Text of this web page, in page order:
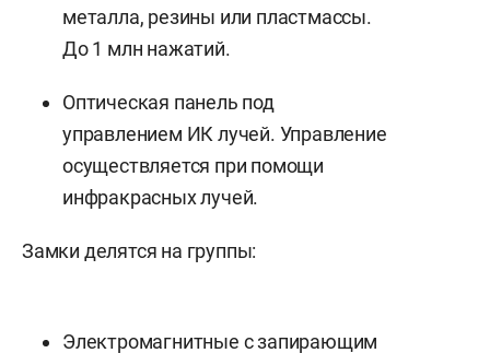
металла, резины или пластмассы.
До 1 млн нажатий.
Оптическая панель под
управлением ИК лучей. Управление
осуществляется при помощи
инфракрасных лучей.
Замки делятся на группы:
Электромагнитные с запирающим